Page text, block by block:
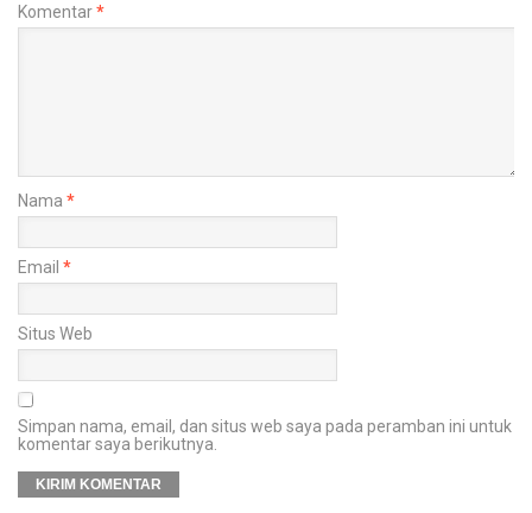
Komentar*
Nama *
Email *
Situs Web
Simpan nama, email, dan situs web saya pada peramban ini untuk
komentar saya berikutnya.